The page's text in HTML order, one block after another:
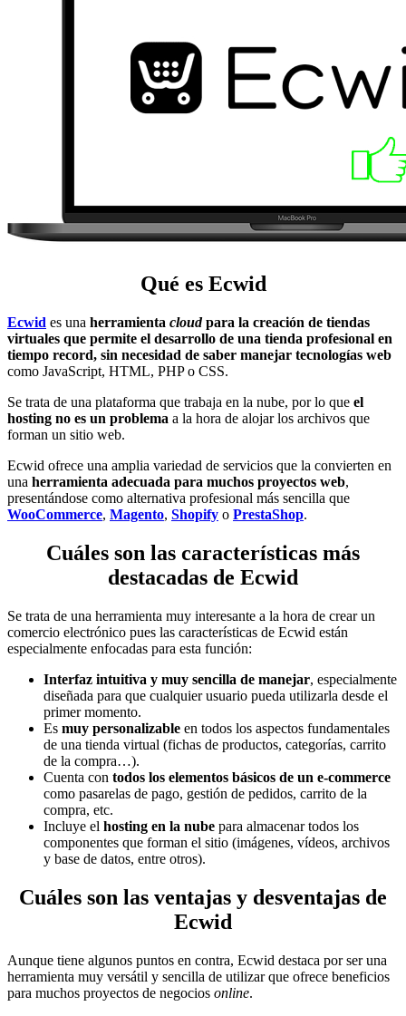
Qué es Ecwid
Ecwid es una herramienta cloudpara la creación de tiendas
virtuales que permite el desarrollo de una tienda profesional en
tiempo record, sin necesidad de saber manejar tecnologías web
como JavaScript, HTML, PHP o CSS.
Se trata de una plataforma que trabaja en la nube, por lo que el
hosting no es un problema a la hora de alojar los archivos que
forman un sitio web.
Ecwid ofrece una amplia variedad de servicios que la convierten en
una herramienta adecuada para muchos proyectos web,
presentándose como alternativa profesional más sencilla que
WooCommerce, Magento, Shopify o PrestaShop.
Cuáles son las características más
destacadas de Ecwid
Se trata de una herramienta muy interesante a la hora de crear un
comercio electrónico pues las características de Ecwid están
especialmente enfocadas para esta función:
Interfaz intuitiva y muy sencilla de manejar, especialmente
diseñada para que cualquier usuario pueda utilizarla desde el
primer momento.
Es muy personalizable en todos los aspectos fundamentales
de una tienda virtual (fichas de productos, categorías, carrito
de la compra…).
Cuenta con todos los elementos básicos de un e-commerce
como pasarelas de pago, gestión de pedidos, carrito de la
compra, etc.
Incluye el hosting en la nube para almacenar todos los
componentes que forman el sitio (imágenes, vídeos, archivos
y base de datos, entre otros).
Cuáles son las ventajas y desventajas de
Ecwid
Aunque tiene algunos puntos en contra, Ecwid destaca por ser una
herramienta muy versátil y sencilla de utilizar que ofrece beneficios
para muchos proyectos de negocios online.